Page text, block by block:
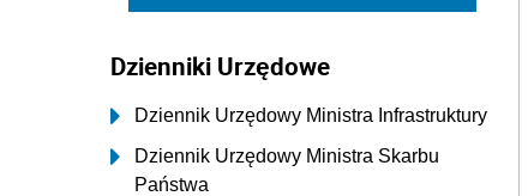
Dzienniki Urzędowe
Dziennik Urzędowy Ministra Infrastruktury
Dziennik Urzędowy Ministra Skarbu
Państwa